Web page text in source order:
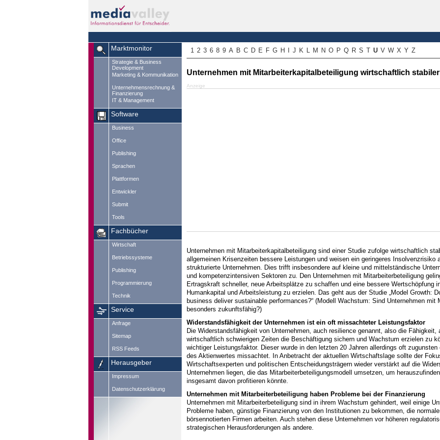
Marktmonitor
Strategie & Business
Development
Marketing & Kommunikation
Unternehmensrechnung &
Finanzierung
IT & Management
Software
Business
Office
Publishing
Sprachen
Plattformen
Entwickler
Submit
Tools
Fachbücher
Wirtschaft
Betriebssysteme
Publishing
Programmierung
Technik
Service
Anfrage
Sitemap
RSS Feeds
Herausgeber
Impressum
Datenschutzerklärung
1 2 3 6 8 9 A B C D E F G H J K L M N O P Q R S T U V W X Y Z
Unternehmen mit Mitarbeiterkapitalbeteiligung wirtschaftlich stabiler
Anzeige
Unternehmen mit Mitarbeiterkapitalbeteiligung sind einer Studie zufolge wirtschaftlich
allgemeinen Krisenzeiten bessere Leistungen und weisen ein geringeres Insolvenzrisiko
strukturierte Unternehmen. Dies trifft insbesondere auf kleine und mittelständische
und kompetenzintensiven Sektoren zu. Den Unternehmen mit Mitarbeiterbeteiligung
Ertragskraft schneller, neue Arbeitsplätze zu schaffen und eine bessere Wertschöpfung
Humankapital und Arbeitsleistung zu erzielen. Das geht aus der Studie „Model Growth:
business deliver sustainable performances?“ (Modell Wachstum: Sind Unternehmen mit
besonders zukunftsfähig?)
Widerstandsfähigkeit der Unternehmen ist ein oft missachteter Leistungsfaktor
Die Widerstandsfähigkeit von Unternehmen, auch resilience genannt, also die Fähigkeit,
wirtschaftlich schwierigen Zeiten die Beschäftigung sichern und Wachstum erzielen zu
wichtiger Leistungsfaktor. Dieser wurde in den letzten 20 Jahren allerdings oft zugunsten
des Aktienwertes missachtet. In Anbetracht der aktuellen Wirtschaftslage sollte der
Wirtschaftsexperten und politischen Entscheidungsträgern wieder verstärkt auf die
Unternehmen liegen, die das Mitarbeiterbeteiligungsmodell umsetzen, um
insgesamt davon profitieren könnte.
Unternehmen mit Mitarbeiterbeteiligung haben Probleme bei der Finanzierung
Unternehmen mit Mitarbeiterbeteiligung sind in ihrem Wachstum gehindert, weil einige
Probleme haben, günstige Finanzierung von den Institutionen zu bekommen, die
börsennotierten Firmen arbeiten. Auch stehen diese Unternehmen vor höheren
strategischen Herausforderungen als andere.